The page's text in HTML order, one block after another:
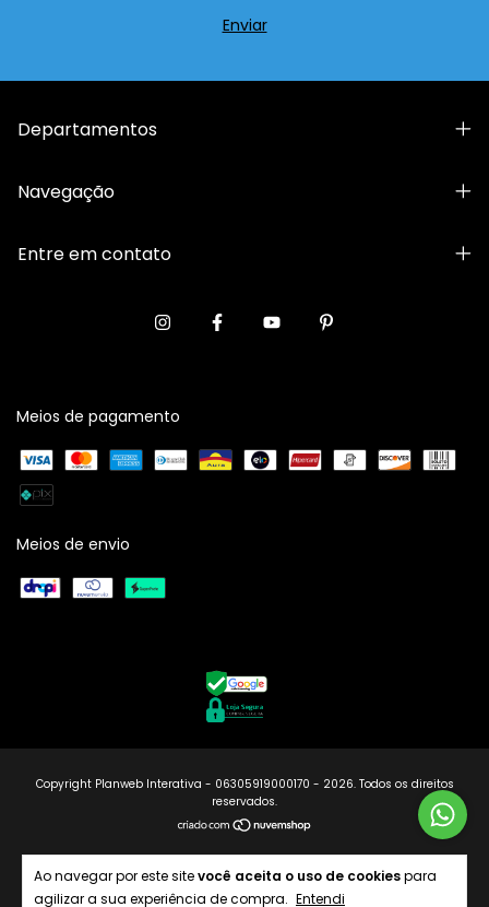
Ao navegar por este sitevocê aceita o uso de cookiespara
agilizar a sua experiência de compra. Entendi
Departamentos
Navegação
Entre em contato
Meios de pagamento
Meios de envio
Copyright Planweb Interativa - 06305919000170 - 2026. Todos os direitos
reservados.